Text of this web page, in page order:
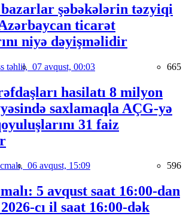
şəbəkələrin təzyiqi
ticarət
niyə dəyişməlidir
təhlil, 07 avqust, 00:03 665
hasilatı 8 milyon
saxlamaqla AÇG-yə
31 faiz
06 avqust, 15:09 596
5 avqust saat 16:00-dan
cı il saat 16:00-dək